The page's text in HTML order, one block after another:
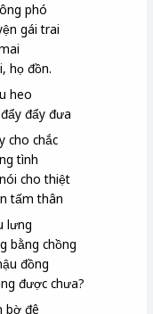
phó
gái trai
họ đồn.
heo
đẩy đưa
cho chắc
tình
cho thiệt
tấm thân
lưng
bằng chồng
đồng
được chưa?
bờ đê